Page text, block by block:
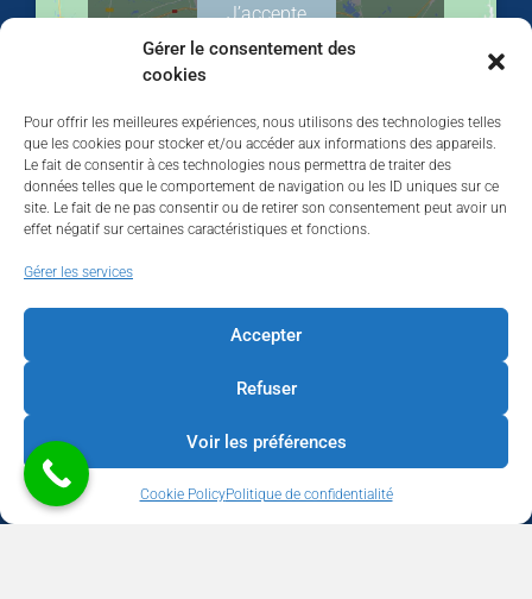
Gérer le consentement des
cookies
Pour offrir les meilleures expériences, nous utilisons des technologies telles
que les cookies pour stocker et/ou accéder aux informations des appareils.
Le fait de consentir à ces technologies nous permettra de traiter des
données telles que le comportement de navigation ou les ID uniques sur ce
site. Le fait de ne pas consentir ou de retirer son consentement peut avoir un
effet négatif sur certaines caractéristiques et fonctions.
Gérer les services
Accepter
Refuser
Voir les préférences
Cookie PolicyPolitique de confidentialité
J’accepte
LES BÂTISSEURS DE LIÈGE
Par le Walhardent